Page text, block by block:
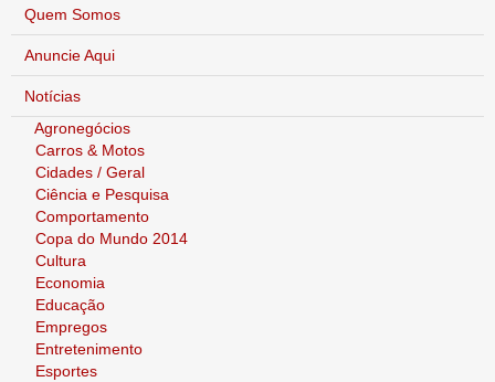
Quem Somos
Anuncie Aqui
Notícias
Agronegócios
Carros & Motos
Cidades / Geral
Ciência e Pesquisa
Comportamento
Copa do Mundo 2014
Cultura
Economia
Educação
Empregos
Entretenimento
Esportes